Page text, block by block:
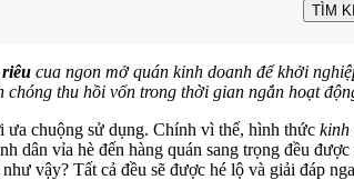
TÌM
cua ngon mở quán kinh doanh để khởi
thu hồi vốn trong thời gian ngắn hoạt
ưa chuộng sử dụng. Chính vì thế, hình thức kinh
dân vỉa hè đến hàng quán sang trọng đều
vậy? Tất cả đều sẽ được hé lộ và giải đáp